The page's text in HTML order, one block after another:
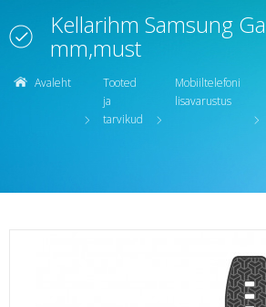
Kellarihm Samsung
mm,must
Avaleht
Tooted
ja
tarvikud
Mobiiltelefoni
lisavarustus